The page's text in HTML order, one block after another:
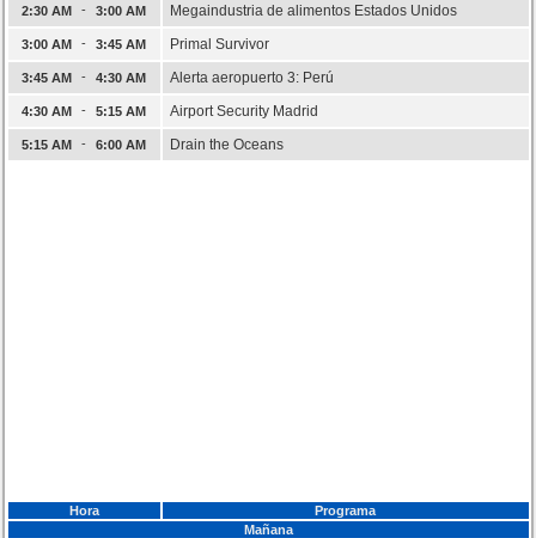
2:30 AM - 3:00 AM Megaindustria de alimentos Estados Unidos
3:00 AM - 3:45 AM Primal Survivor
3:45 AM - 4:30 AM Alerta aeropuerto 3: Perú
4:30 AM - 5:15 AM Airport Security Madrid
5:15 AM - 6:00 AM Drain the Oceans
Hora
Programa
Mañana